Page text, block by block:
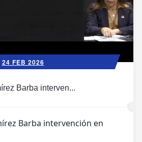
24 FEB 2026
Barba interven...
Barba intervención en